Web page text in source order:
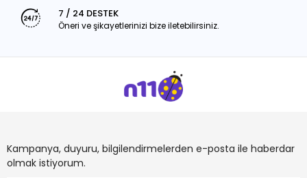
7 / 24 DESTEK
Öneri ve şikayetlerinizi bize iletebilirsiniz.
Kampanya, duyuru, bilgilendirmelerden e-posta ile haberdar
olmak istiyorum.